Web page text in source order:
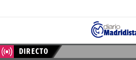
ÚLTIMAS
DIRECTO